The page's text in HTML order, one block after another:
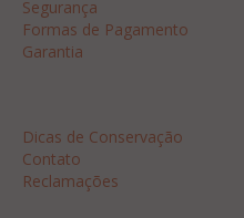
Segurança
Formas de Pagamento
Garantia
Dicas de Conservação
Contato
Reclamações